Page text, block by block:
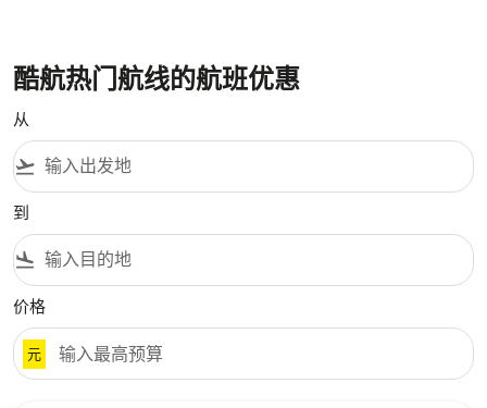
酷航热门航线的航班优惠
从
flight_takeoff
到
flight_land
价格
元